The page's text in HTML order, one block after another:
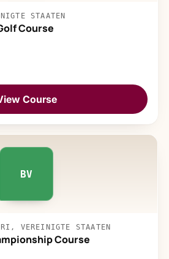
STAATEN
Course
Course
BV
VEREINIGTE STAATEN
Course